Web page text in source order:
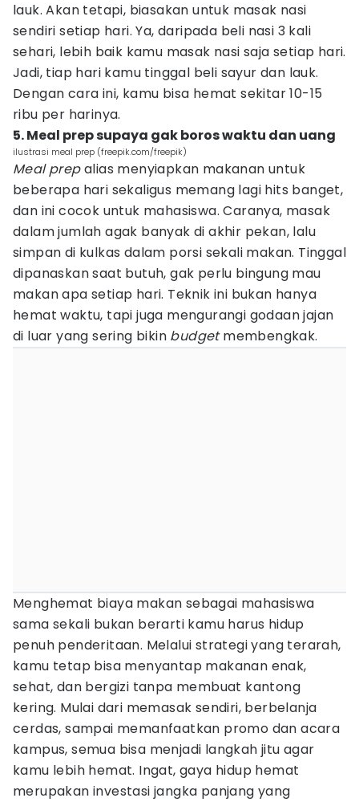
lauk. Akan tetapi, biasakan untuk masak nasi
sendiri setiap hari. Ya, daripada beli nasi 3 kali
sehari, lebih baik kamu masak nasi saja setiap hari.
Jadi, tiap hari kamu tinggal beli sayur dan lauk.
Dengan cara ini, kamu bisa hemat sekitar 10-15
ribu per harinya.
5. Meal prep supaya gak boros waktu dan uang
ilustrasi meal prep (freepik.com/freepik)
Meal prepalias menyiapkan makanan untuk
beberapa hari sekaligus memang lagi hits banget,
dan ini cocok untuk mahasiswa. Caranya, masak
dalam jumlah agak banyak di akhir pekan, lalu
simpan di kulkas dalam porsi sekali makan. Tinggal
dipanaskan saat butuh, gak perlu bingung mau
makan apa setiap hari. Teknik ini bukan hanya
hemat waktu, tapi juga mengurangi godaan jajan
di luar yang sering bikin budgetmembengkak.
Menghemat biaya makan sebagai mahasiswa
sama sekali bukan berarti kamu harus hidup
penuh penderitaan. Melalui strategi yang terarah,
kamu tetap bisa menyantap makanan enak,
sehat, dan bergizi tanpa membuat kantong
kering. Mulai dari memasak sendiri, berbelanja
cerdas, sampai memanfaatkan promo dan acara
kampus, semua bisa menjadi langkah jitu agar
kamu lebih hemat. Ingat, gaya hidup hemat
merupakan investasi jangka panjang yang